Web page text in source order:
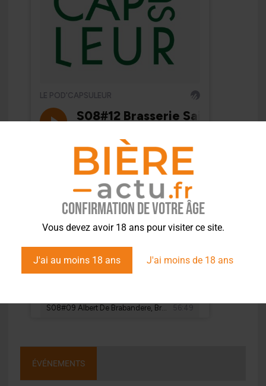
Confirmation de votre âge
Vous devez avoir 18 ans pour visiter ce site.
J'ai au moins 18 ans J'ai moins de 18 ans
ÉVÉNEMENTS